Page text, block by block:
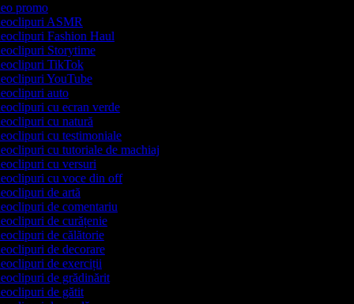
promo
ASMR
Fashion Haul
Storytime
TikTok
YouTube
auto
cu ecran verde
cu natură
cu testimoniale
cu tutoriale de machiaj
cu versuri
cu voce din off
de artă
de comentariu
de curățenie
de călătorie
de decorare
de exerciții
de grădinărit
de gătit